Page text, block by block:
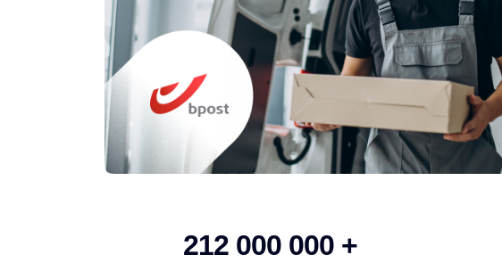
212 000 000 +